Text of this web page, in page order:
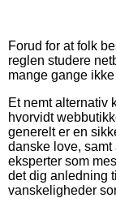
Forud for at folk
reglen studere
mange gange
Et nemt alternativ
hvorvidt
generelt er en
danske love,
eksperter som
det dig anledning
vanskeligheder